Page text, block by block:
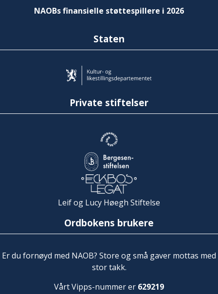
NAOBs finansielle støttespillere i 2026
Staten
Private stiftelser
Leif og Lucy Høegh Stiftelse
Ordbokens brukere
Er du fornøyd med NAOB? Store og små gaver mottas med
stor takk.
Vårt Vipps-nummer er 629219